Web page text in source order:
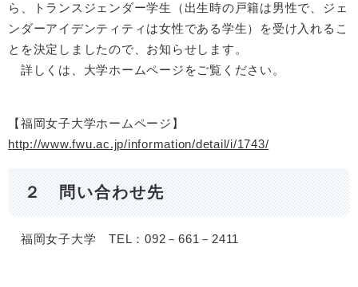
ら、トランスジェンダー学生（出生時の戸籍は男性で、ジェ
ンダーアイデンティティは女性である学生）を受け入れるこ
とを決定しましたので、お知らせします。
詳しくは、大学ホームページをご覧ください。
【福岡女子大学ホームページ】
http://www.fwu.ac.jp/information/detail/i/1743/
２ 問い合わせ先
福岡女子大学 TEL：092－661－2411